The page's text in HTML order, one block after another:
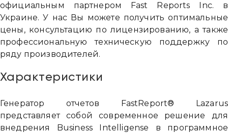
официальным партнером Fast Reports Inc. в
Украине. У нас Вы можете получить оптимальные
цены, консультацию по лицензированию, а также
профессиональную техническую поддержку по
ряду производителей.
Характеристики
Генератор отчетов FastReport® Lazarus
представляет собой современное решение для
внедрения Business Intelligense в программное